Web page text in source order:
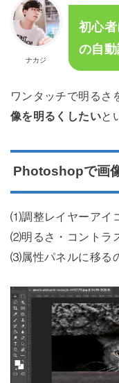
ナカジ
初心
の自動
ワンタッチで明るさ
像を明るくしたいと
Photoshopで画
⑴調整レイヤーアイ
⑵明るさ・コントラ
⑶属性パネルに移る